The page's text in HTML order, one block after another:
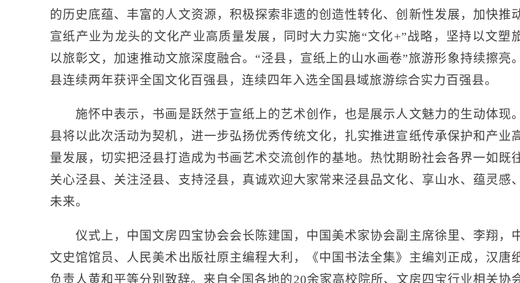
的历史底蕴、丰富的人文资源，积极探索非遗的创造性转化、创新性发展，加快推
宣纸产业为龙头的文化产业高质量发展，同时大力实施“文化+”战略，坚持以文塑
以旅彰文，加速推动文旅深度融合。“泾县，宣纸上的山水画卷”旅游形象持续擦亮
县连续两年获评全国文化百强县，连续四年入选全国县域旅游综合实力百强县。
施怀中表示，书画是跃然于宣纸上的艺术创作，也是展示人文魅力的生动体现
县将以此次活动为契机，进一步弘扬优秀传统文化，扎实推进宣纸传承保护和产业
量发展，切实把泾县打造成为书画艺术交流创作的基地。热忱期盼社会各界一如既
关心泾县、关注泾县、支持泾县，真诚欢迎大家常来泾县品文化、享山水、蕴灵感
未来。
仪式上，中国文房四宝协会会长陈建国，中国美术家协会副主席徐里、李翔，
文史馆馆员、人民美术出版社原主编程大利，《中国书法全集》主编刘正成，汉唐
负责人黄和平等分别致辞。来自全国各地的20余家高校院所、文房四宝行业相关协